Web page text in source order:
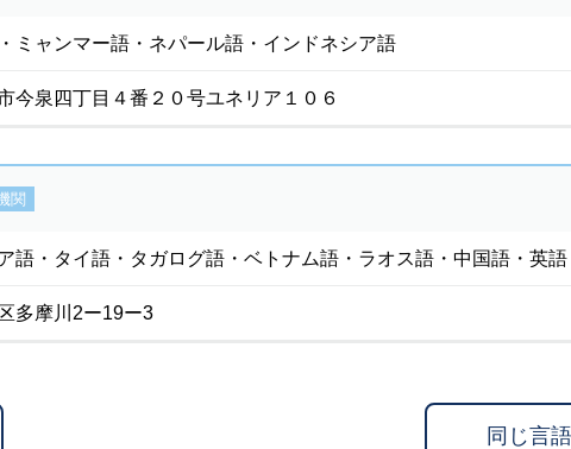
ミャンマー語・ネパール語・インドネシア語
今泉四丁目４番２０号ユネリア１０６
関
語・タイ語・タガログ語・ベトナム語・ラオス語・中国語・英語
多摩川2ー19ー3
同じ言